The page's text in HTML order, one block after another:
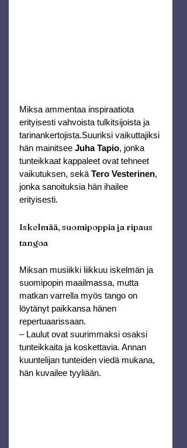
Miksa ammentaa inspiraatiota
erityisesti vahvoista tulkitsijoista ja
tarinankertojista.Suuriksi vaikuttajiksi
hän mainitsee Juha Tapio, jonka
tunteikkaat kappaleet ovat tehneet
vaikutuksen, sekä Tero Vesterinen,
jonka sanoituksia hän ihailee
erityisesti.
Iskelmää, suomipoppia ja ripaus
tangoa
Miksan musiikki liikkuu iskelmän ja
suomipopin maailmassa, mutta
matkan varrella myös tango on
löytänyt paikkansa hänen
repertuaarissaan.
– Laulut ovat suurimmaksi osaksi
tunteikkaita ja koskettavia. Annan
kuuntelijan tunteiden viedä mukana,
hän kuvailee tyyliään.